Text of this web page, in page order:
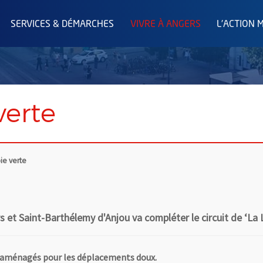
SERVICES & DÉMARCHES VIVRE À ANGERS L'ACTION
verte
et Saint-Barthélemy d'Anjou va compléter le circuit de ‘La
pour les déplacements doux.